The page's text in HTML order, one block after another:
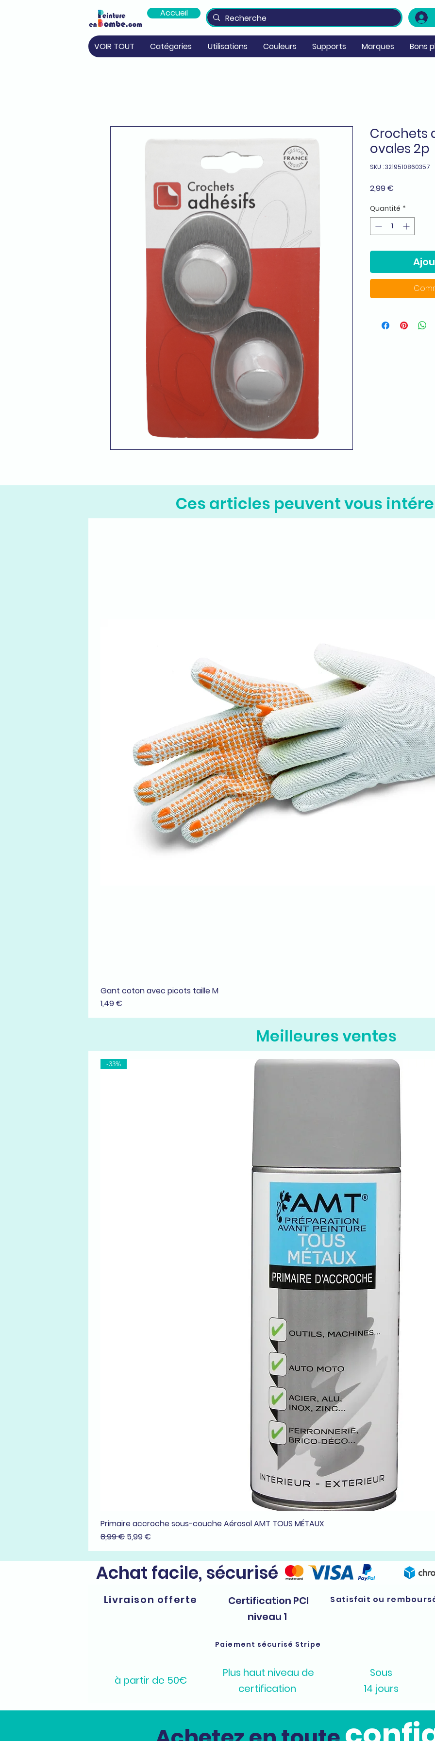
Accueil
VOIR TOUT Catégories Utilisations Couleurs Supports Marques Bons
Crochets
ovales 2p
SKU : 3219510860357
2,99 €
Quantité *
Ces articles peuvent vous
Gant coton avec picots taille M
Prix
1,49 €
Meilleures ventes
Aperçu rapide
-33%
Primaire accroche sous-couche Aérosol AMT TOUS MÉTAUX
Prix original
8,99 € Prix promotionnel
5,99 €
Achat facile, sécurisé
à partir de 50€
Livraison offerte
Certification PCI
niveau 1
Plus haut niveau de
certification
Paiement sécurisé Stripe
Sous
14 jours
Satisfait ou